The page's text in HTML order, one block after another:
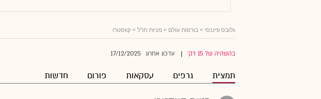
גלובס פיננסי > בורסות עולם > מניות חו"ל > קווסטרו
בהשהיה של 15 דק' עדכון אחרון 17/12/2025
תמצית גרפים עסקאות פורום חדשות